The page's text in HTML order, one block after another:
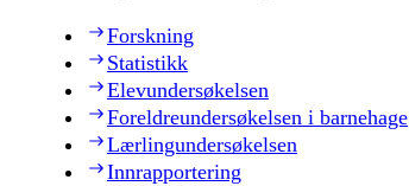
Forskning
Statistikk
Elevundersøkelsen
Foreldreundersøkelsen i barnehage
Lærlingundersøkelsen
Innrapportering